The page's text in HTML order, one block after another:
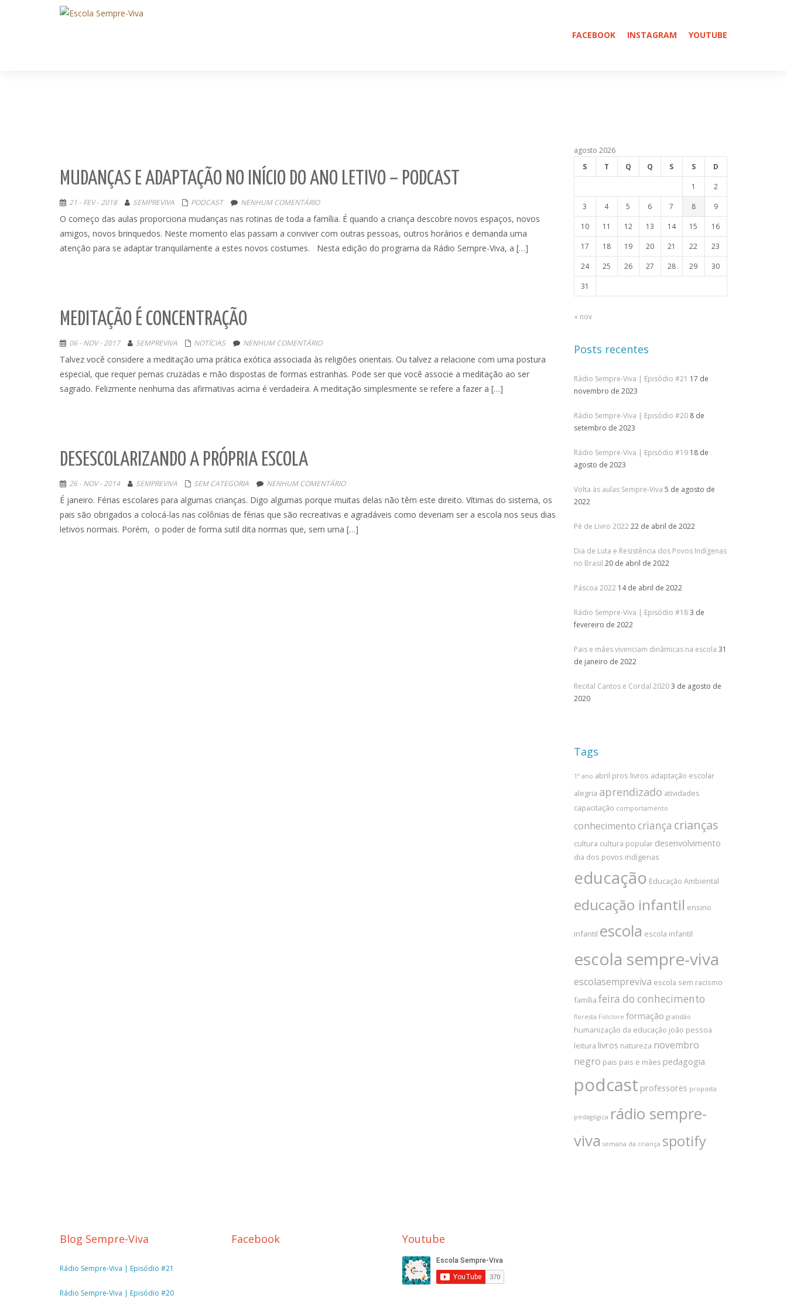
FACEBOOK INSTAGRAM YOUTUBE
MUDANÇAS E ADAPTAÇÃO NO INÍCIO DO ANO LETIVO – PODCAST
21 - FEV - 2018 SEMPREVIVA PODCAST NENHUM COMENTÁRIO
O começo das aulas proporciona mudanças nas rotinas de toda a família. É quando a criança descobre novos espaços, novos
amigos, novos brinquedos. Neste momento elas passam a conviver com outras pessoas, outros horários e demanda uma
atenção para se adaptar tranquilamente a estes novos costumes. Nesta edição do programa da Rádio Sempre-Viva, a […]
MEDITAÇÃO É CONCENTRAÇÃO
06 - NOV - 2017 SEMPREVIVA NOTÍCIAS NENHUM COMENTÁRIO
Talvez você considere a meditação uma prática exótica associada às religiões orientais. Ou talvez a relacione com uma postura
especial, que requer pernas cruzadas e mão dispostas de formas estranhas. Pode ser que você associe a meditação ao ser
sagrado. Felizmente nenhuma das afirmativas acima é verdadeira. A meditação simplesmente se refere a fazer a […]
DESESCOLARIZANDO A PRÓPRIA ESCOLA
26 - NOV - 2014 SEMPREVIVA SEM CATEGORIA NENHUM COMENTÁRIO
É janeiro. Férias escolares para algumas crianças. Digo algumas porque muitas delas não têm este direito. Vítimas do sistema, os
pais são obrigados a colocá-las nas colônias de férias que são recreativas e agradáveis como deveriam ser a escola nos seus dias
letivos normais. Porém, o poder de forma sutil dita normas que, sem uma […]
agosto 2026
S
T Q Q S S
D
1
2
3
4 5 6 7 8
9
10
11 12 13 14 15
16
17
18 19 20 21 22
23
24
25 26 27 28 29
30
31
« nov
Posts recentes
Rádio Sempre-Viva | Episódio #21 17 de
novembro de 2023
Rádio Sempre-Viva | Episódio #20 8 de
setembro de 2023
Rádio Sempre-Viva | Episódio #19 18 de
agosto de 2023
Volta às aulas Sempre-Viva 5 de agosto de
2022
Pé de Livro 2022 22 de abril de 2022
Dia de Luta e Resistência dos Povos Indígenas
no Brasil 20 de abril de 2022
Páscoa 2022 14 de abril de 2022
Rádio Sempre-Viva | Episódio #18 3 de
fevereiro de 2022
Pais e mães vivenciam dinâmicas na escola 31
de janeiro de 2022
Recital Cantos e Cordal 2020 3 de agosto de
2020
Tags
1º ano abril pros livros adaptação escolar
alegria aprendizado atividades
capacitação comportamento
conhecimentocriança crianças
cultura cultura popular desenvolvimento
dia dos povos indígenas
educação Educação Ambiental
educação infantil ensino
infantil escola escola infantil
escola sempre-viva
escolasempreviva escola sem racismo
família feira do conhecimento
floresta Folclore formação gratidão
humanização da educação joão pessoa
leitura livros natureza novembro
negro pais pais e mães pedagogia
podcast professores proposta
pedagógica rádio sempre-
viva semana da criança spotify
Blog Sempre-Viva
Rádio Sempre-Viva | Episódio #21
Rádio Sempre-Viva | Episódio #20
Facebook Youtube